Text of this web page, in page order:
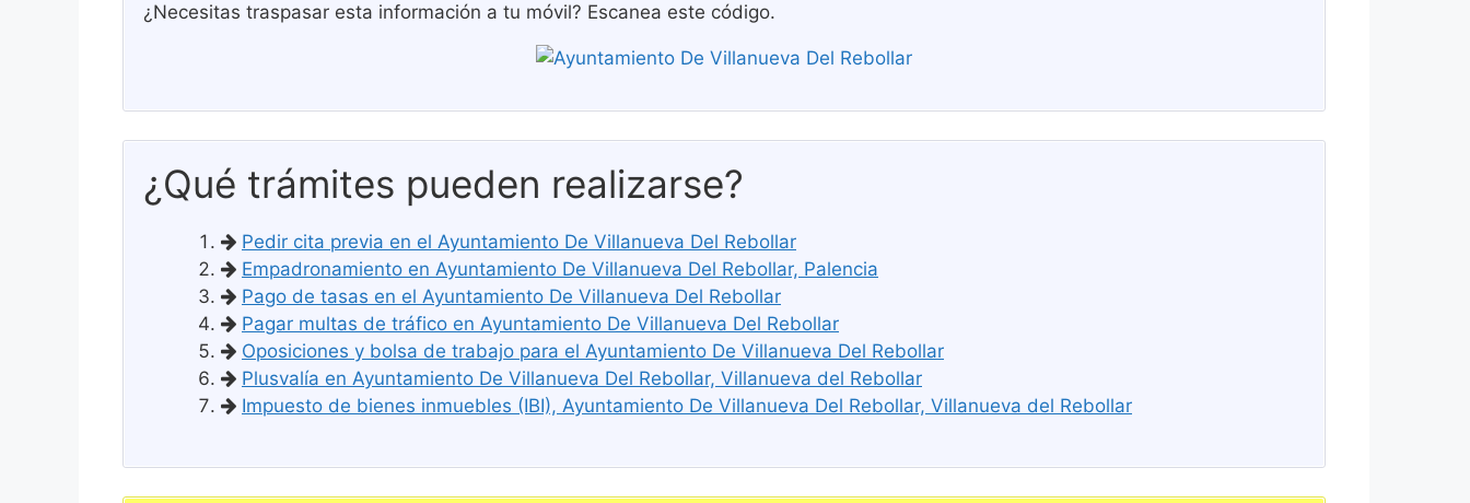
¿Necesitas traspasar esta información a tu móvil? Escanea este código.
¿Qué trámites pueden realizarse?
Pedir cita previa en el Ayuntamiento De Villanueva Del Rebollar
Empadronamiento en Ayuntamiento De Villanueva Del Rebollar, Palencia
Pago de tasas en el Ayuntamiento De Villanueva Del Rebollar
Pagar multas de tráfico en Ayuntamiento De Villanueva Del Rebollar
Oposiciones y bolsa de trabajo para el Ayuntamiento De Villanueva Del Rebollar
Plusvalía en Ayuntamiento De Villanueva Del Rebollar, Villanueva del Rebollar
Impuesto de bienes inmuebles (IBI), Ayuntamiento De Villanueva Del Rebollar, Villanueva del Rebollar